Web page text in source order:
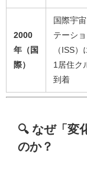
2000
年（国
際）
国際宇宙
テーシ
（ISS）
1居住ク
到着
🔍 なぜ「変
のか？